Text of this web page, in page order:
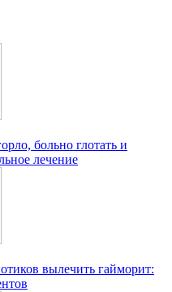
больно глотать и
лечение
вылечить гайморит: